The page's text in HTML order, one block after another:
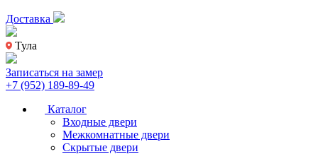
Доставка
Тула
Записаться на замер
+7 (952) 189-89-49
Каталог
Входные двери
Межкомнатные двери
Скрытые двери